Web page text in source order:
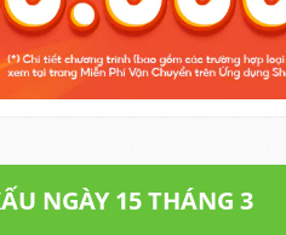
NGÀY 15 THÁNG 3